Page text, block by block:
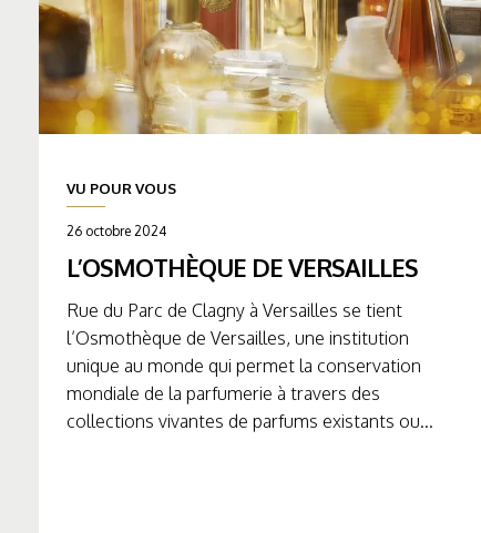
VU POUR VOUS
26 octobre 2024
L’OSMOTHÈQUE DE VERSAILLES
Rue du Parc de Clagny à Versailles se tient
l’Osmothèque de Versailles, une institution
unique au monde qui permet la conservation
mondiale de la parfumerie à travers des
collections vivantes de parfums existants ou...